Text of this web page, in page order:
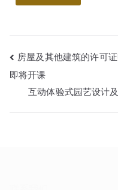
房屋及其他建筑的许可
即将开课
互动体验式园艺设计